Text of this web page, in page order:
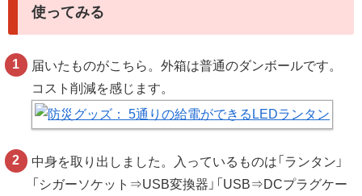
使ってみる
届いたものがこちら。外箱は普通のダンボールです。
コスト削減を感じます。
中身を取り出しました。入っているものは「ランタン」
「シガーソケット⇒USB変換器」「USB⇒DCプラグケー